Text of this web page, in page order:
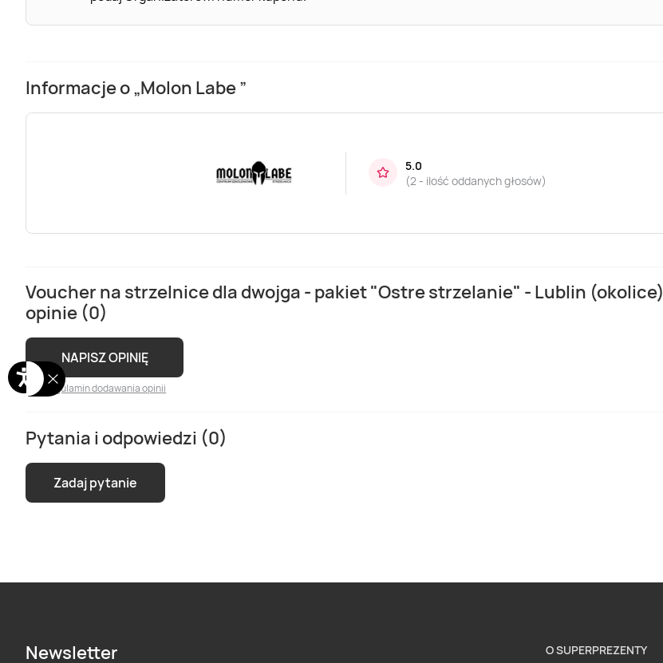
Informacje o „Molon Labe ”
5.0
(2 - ilość oddanych głosów)
Voucher na strzelnice dla dwojga - pakiet "Ostre strzelanie" - Lublin (okolice)
opinie (0)
NAPISZ OPINIĘ
Regulamin dodawania opinii
Pytania i odpowiedzi (0)
Zadaj pytanie
Newsletter O SUPERPREZENTY